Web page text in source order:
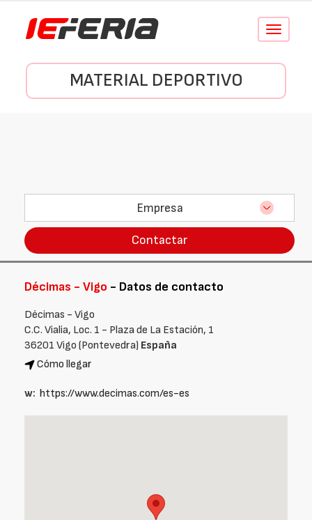
Conmutar
MATERIAL DEPORTIVO
Empresa
Contactar
Décimas - Vigo - Datos de contacto
Décimas - Vigo
C.C. Vialia, Loc. 1 - Plaza de La Estación, 1
36201 Vigo (Pontevedra) España
Cómo llegar
w: https://www.decimas.com/es-es